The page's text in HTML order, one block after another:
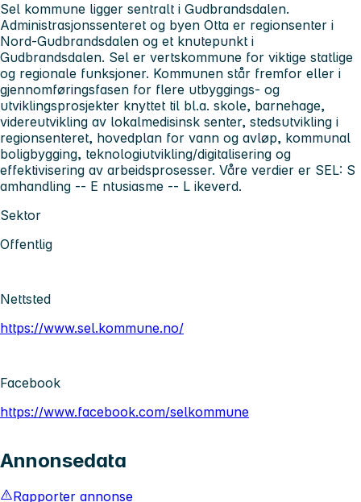
Sel kommune ligger sentralt i Gudbrandsdalen.
Administrasjonssenteret og byen Otta er regionsenter i
Nord-Gudbrandsdalen og et knutepunkt i
Gudbrandsdalen. Sel er vertskommune for viktige statlige
og regionale funksjoner. Kommunen står fremfor eller i
gjennomføringsfasen for flere utbyggings- og
utviklingsprosjekter knyttet til bl.a. skole, barnehage,
videreutvikling av lokalmedisinsk senter, stedsutvikling i
regionsenteret, hovedplan for vann og avløp, kommunal
boligbygging, teknologiutvikling/digitalisering og
effektivisering av arbeidsprosesser. Våre verdier er SEL: S
amhandling -- E ntusiasme -- L ikeverd.
Sektor
Offentlig
Nettsted
https://www.sel.kommune.no/
Facebook
https://www.facebook.com/selkommune
Annonsedata
Rapporter annonse